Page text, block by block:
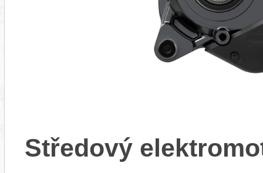
Středový